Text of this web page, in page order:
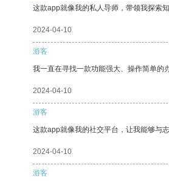
这款app就像我的私人导师，带领我探索知
2024-04-10
游客
我一直在寻找一款功能强大、操作简单的
2024-04-10
游客
这款app就像我的社交平台，让我能够与
2024-04-10
游客